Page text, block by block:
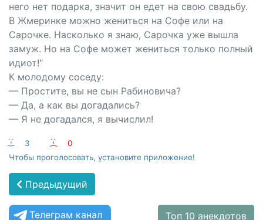
него нет подарка, значит он едет на свою свадьбу.
В Жмеринке можно жениться на Софе или на
Сарочке. Насколько я знаю, Сарочка уже вышла
замуж. Но на Софе может жениться только полный
идиот!"
К молодому соседу:
— Простите, вы не сын Рабиновича?
— Да, а как вы догадались?
— Я не догадался, я вычислил!
:-) 3 :-(
0
Чтобы проголосовать, установите приложение!
Предыдущий
Телеграм канал Топ 10 анекдотов